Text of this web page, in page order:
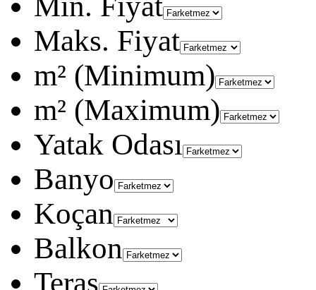
Maks. Fiyat
m² (Minimum)
m² (Maximum)
Yatak Odası
Banyo
Koçan
Balkon
Teras